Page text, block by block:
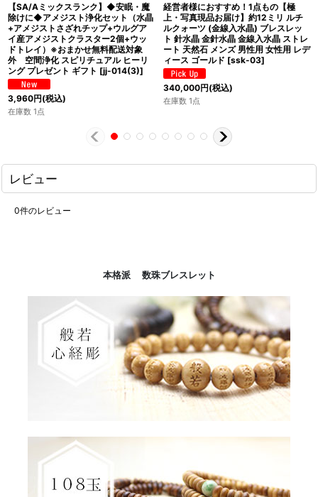
【SA/Aミックスランク】◆安眠・魔
除けに◆アメジスト浄化セット（水晶
+アメジストさざれチップ+ウルグア
イ産アメジストクラスター2個+ウッ
ドトレイ）※おまかせ無料配送対象
外 空間浄化 スピリチュアル ヒーリ
ング プレゼント ギフト [jj-014(3)]
3,960円(税込)
在庫数 1点
経営者様におすすめ！1点もの【極
上・写真現品お届け】約12ミリ ルチ
ルクォーツ (金線入水晶) ブレスレッ
ト 針水晶 金針水晶 金線入水晶 ストレ
ート 天然石 メンズ 男性用 女性用 レデ
ィース ゴールド [ssk-03]
340,000円(税込)
在庫数 1点
レビュー
0件のレビュー
本格派 数珠ブレスレット